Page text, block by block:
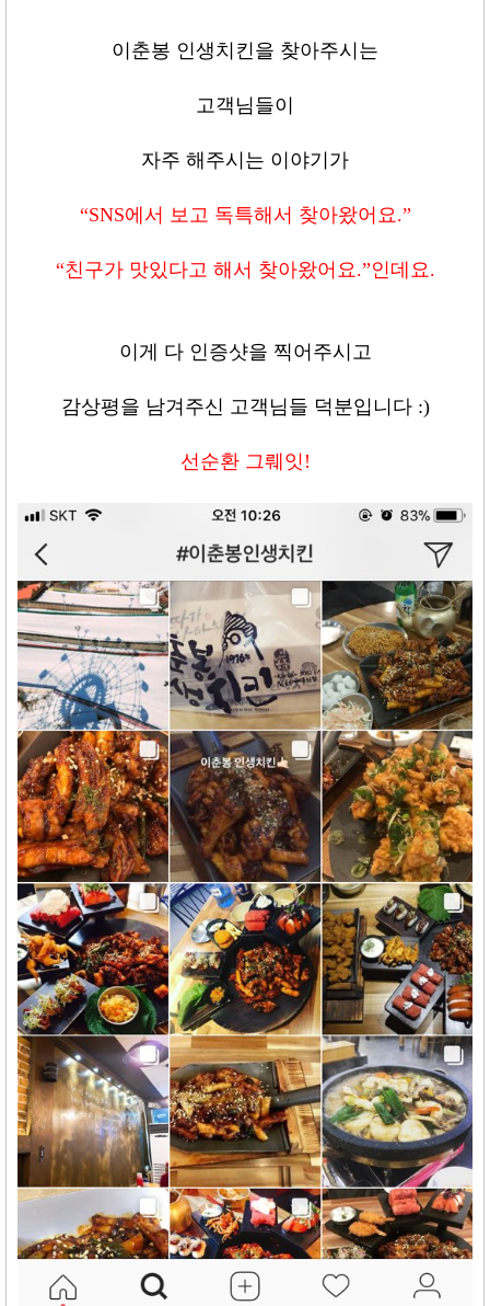
이춘봉 인생치킨을 찾아주시는
고객님들이
자주 해주시는 이야기가
“SNS에서 보고 독특해서 찾아왔어요 .”
“친구가 맛있다고 해서 찾아왔어요 .”인데요 .
이게 다 인증샷을 찍어주시고
감상평을 남겨주신 고객님들 덕분입니다 :)
선순환 그뤠잇 !